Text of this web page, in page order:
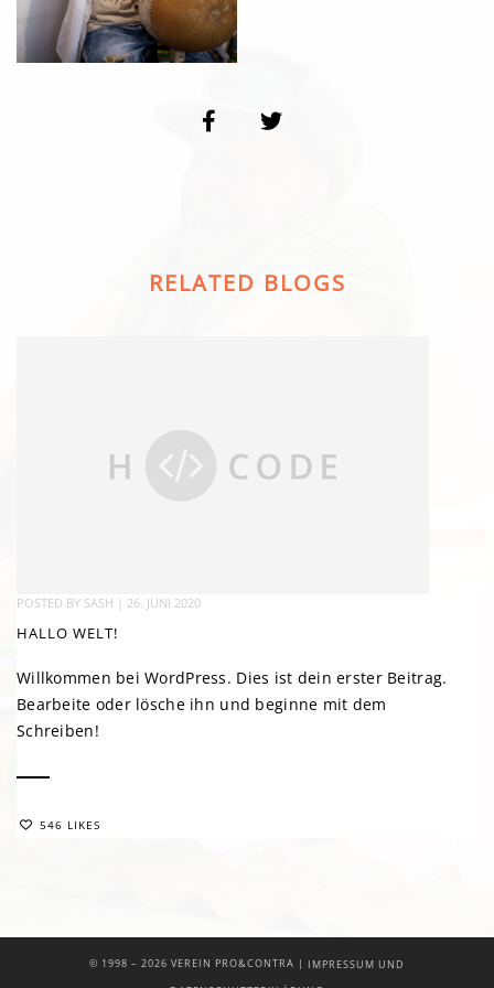
RELATED BLOGS
POSTED BY SASH 26. JUNI 2020
HALLO WELT!
Willkommen bei WordPress. Dies ist dein erster Beitrag.
Bearbeite oder lösche ihn und beginne mit dem
Schreiben!
546 LIKES
© 1998 – 2026 VEREIN PRO&CONTRA | IMPRESSUM UND